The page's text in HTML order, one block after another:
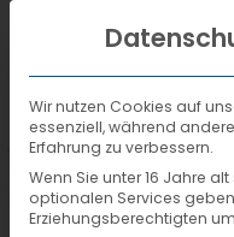
Wir nutzen Cookies auf
essenziell, während
Erfahrung zu verbessern.
Wenn Sie unter 16 Jahre
optionalen Services
Erziehungsberechtigten